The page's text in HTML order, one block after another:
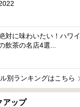
対に味わいたい！ハワイ
飲茶の名店4選...
別ランキングはこちら
アップ